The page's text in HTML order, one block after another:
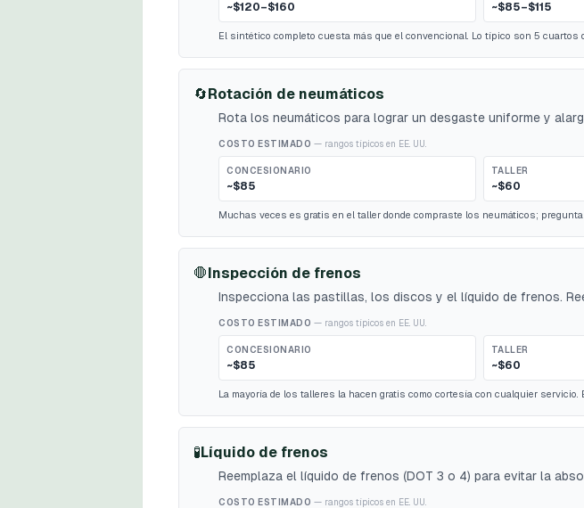
~$120–$160 ~$85–$115
El sintético completo cuesta más que el convencional. Lo típico son 5 cuartos
🔄Rotación de neumáticos
Rota los neumáticos para lograr un desgaste uniforme y
COSTO ESTIMADO — rangos típicos en EE. UU.
CONCESIONARIO
~$85
TALLER
~$60
Muchas veces es gratis en el taller donde compraste los neumáticos; pregunta
🛑Inspección de frenos
Inspecciona las pastillas, los discos y el líquido de frenos.
COSTO ESTIMADO — rangos típicos en EE. UU.
CONCESIONARIO
~$85
TALLER
~$60
La mayoría de los talleres la hacen gratis como cortesía con cualquier servicio.
🧪Líquido de frenos
Reemplaza el líquido de frenos (DOT 3 o 4) para evitar la
COSTO ESTIMADO — rangos típicos en EE. UU.